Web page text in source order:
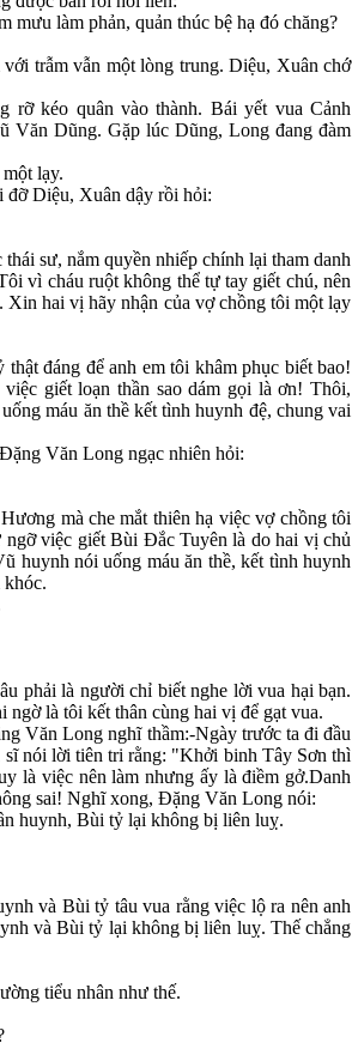
làm phản, quản thúc bệ hạ đó chăng?
trẫm vẫn một lòng trung. Diệu, Xuân chớ
kéo quân vào thành. Bái yết vua Cảnh
Văn Dũng. Gặp lúc Dũng, Long đang đàm
lạy.
Diệu, Xuân dậy rồi hỏi:
sư, nắm quyền nhiếp chính lại tham danh
vì cháu ruột không thể tự tay giết chú, nên
hai vị hãy nhận của vợ chồng tôi một lạy
đáng để anh em tôi khâm phục biết bao!
giết loạn thần sao dám gọi là ơn! Thôi,
máu ăn thề kết tình huynh đệ, chung vai
Văn Long ngạc nhiên hỏi:
mà che mắt thiên hạ việc vợ chồng tôi
việc giết Bùi Đắc Tuyên là do hai vị chủ
huynh nói uống máu ăn thề, kết tình huynh
khóc.
phải là người chỉ biết nghe lời vua hại bạn.
là tôi kết thân cùng hai vị để gạt vua.
Văn Long nghĩ thầm:-Ngày trước ta đi đầu
sĩ nói lời tiên tri rằng: "Khởi binh Tây Sơn thì
là việc nên làm nhưng ấy là điềm gở.Danh
sai! Nghĩ xong, Đặng Văn Long nói:
huynh, Bùi tỷ lại không bị liên luỵ.
và Bùi tỷ tâu vua rằng việc lộ ra nên anh
và Bùi tỷ lại không bị liên luỵ. Thế chẳng
tiểu nhân như thế.